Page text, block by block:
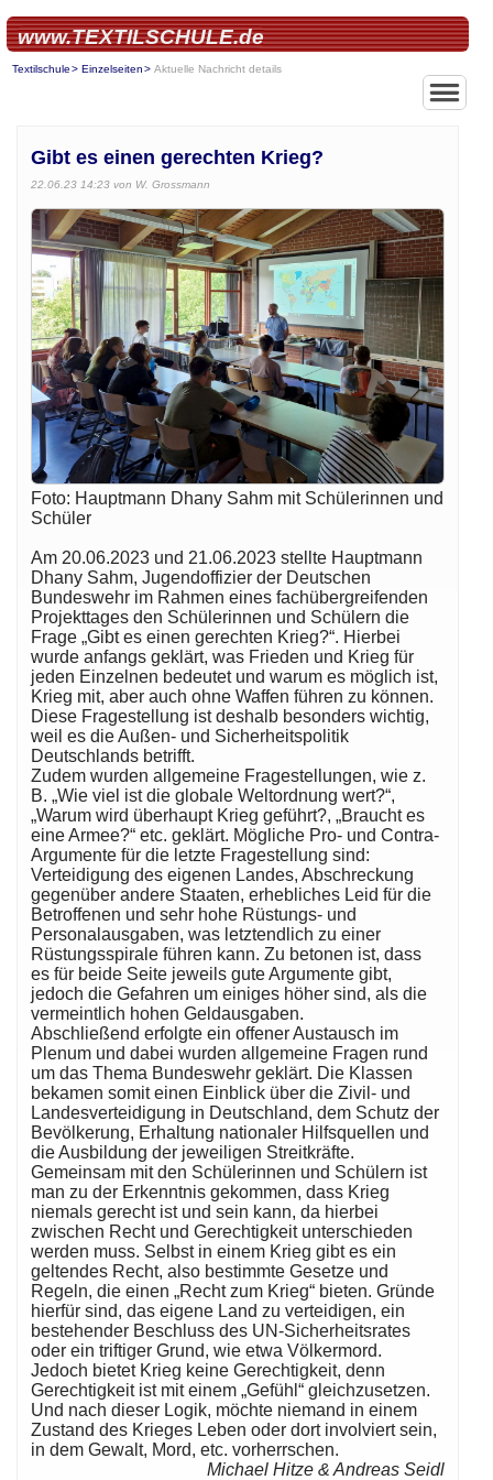
www.TEXTILSCHULE.de
Textilschule Einzelseiten Aktuelle Nachricht details
Gibt es einen gerechten Krieg?
22.06.23 14:23 von W. Grossmann
Foto: Hauptmann Dhany Sahm mit Schülerinnen und
Schüler
Am 20.06.2023 und 21.06.2023 stellte Hauptmann
Dhany Sahm, Jugendoffizier der Deutschen
Bundeswehr im Rahmen eines fachübergreifenden
Projekttages den Schülerinnen und Schülern die
Frage „Gibt es einen gerechten Krieg?“. Hierbei
wurde anfangs geklärt, was Frieden und Krieg für
jeden Einzelnen bedeutet und warum es möglich ist,
Krieg mit, aber auch ohne Waffen führen zu können.
Diese Fragestellung ist deshalb besonders wichtig,
weil es die Außen- und Sicherheitspolitik
Deutschlands betrifft.
Zudem wurden allgemeine Fragestellungen, wie z.
B. „Wie viel ist die globale Weltordnung wert?“,
„Warum wird überhaupt Krieg geführt?, „Braucht es
eine Armee?“ etc. geklärt. Mögliche Pro- und Contra-
Argumente für die letzte Fragestellung sind:
Verteidigung des eigenen Landes, Abschreckung
gegenüber andere Staaten, erhebliches Leid für die
Betroffenen und sehr hohe Rüstungs- und
Personalausgaben, was letztendlich zu einer
Rüstungsspirale führen kann. Zu betonen ist, dass
es für beide Seite jeweils gute Argumente gibt,
jedoch die Gefahren um einiges höher sind, als die
vermeintlich hohen Geldausgaben.
Abschließend erfolgte ein offener Austausch im
Plenum und dabei wurden allgemeine Fragen rund
um das Thema Bundeswehr geklärt. Die Klassen
bekamen somit einen Einblick über die Zivil- und
Landesverteidigung in Deutschland, dem Schutz der
Bevölkerung, Erhaltung nationaler Hilfsquellen und
die Ausbildung der jeweiligen Streitkräfte.
Gemeinsam mit den Schülerinnen und Schülern ist
man zu der Erkenntnis gekommen, dass Krieg
niemals gerecht ist und sein kann, da hierbei
zwischen Recht und Gerechtigkeit unterschieden
werden muss. Selbst in einem Krieg gibt es ein
geltendes Recht, also bestimmte Gesetze und
Regeln, die einen „Recht zum Krieg“ bieten. Gründe
hierfür sind, das eigene Land zu verteidigen, ein
bestehender Beschluss des UN-Sicherheitsrates
oder ein triftiger Grund, wie etwa Völkermord.
Jedoch bietet Krieg keine Gerechtigkeit, denn
Gerechtigkeit ist mit einem „Gefühl“ gleichzusetzen.
Und nach dieser Logik, möchte niemand in einem
Zustand des Krieges Leben oder dort involviert sein,
in dem Gewalt, Mord, etc. vorherrschen.
Michael Hitze & Andreas Seidl